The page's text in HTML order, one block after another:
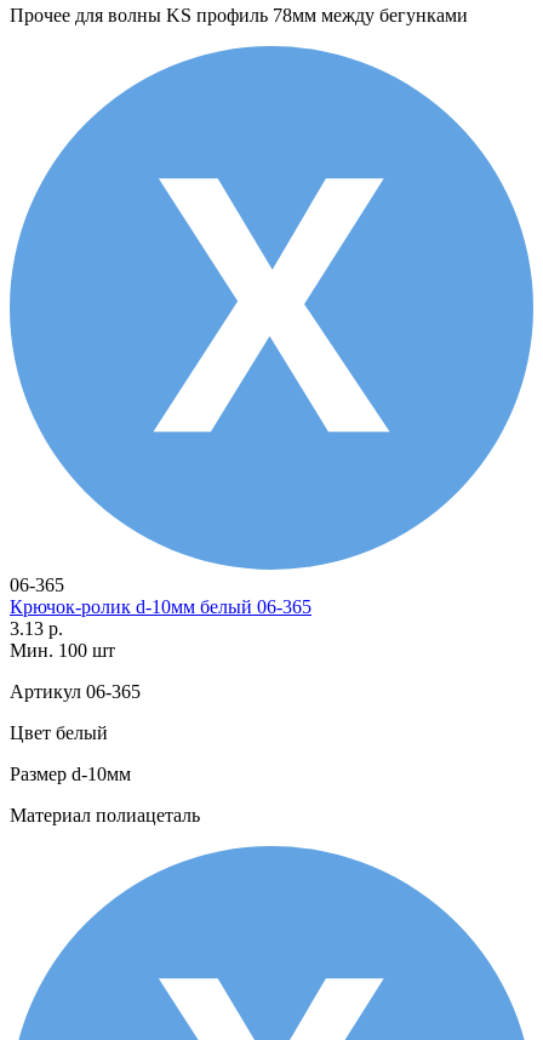
Прочее для волны KS профиль 78мм между бегунками
06-365
Крючок-ролик d-10мм белый 06-365
3.13 р.
Мин. 100 шт
Артикул 06-365
Цвет белый
Размер d-10мм
Материал полиацеталь